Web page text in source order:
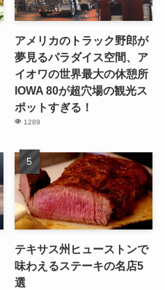
アメリカのトラック野郎が
夢見るパラダイス空間、ア
イオワの世界最大の休憩所
IOWA 80が超穴場の観光ス
ポットすぎる！
1289
テキサス州ヒューストンで
味わえるステーキの名店5
選